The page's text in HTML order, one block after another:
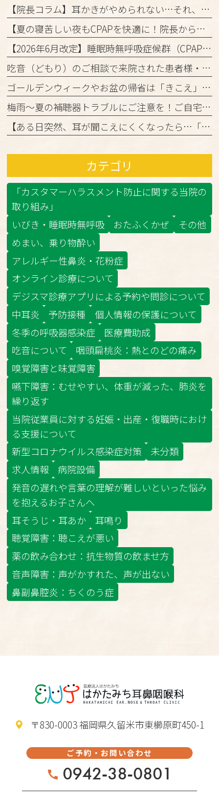
【院長コラム】耳かきがやめられない…それ、「かゆみの悪循環」かもしれません！
【夏の寝苦しい夜もCPAPを快適に！院長からの3つのアドバイス】
【2026年6月改定】睡眠時無呼吸症候群（CPAP治療）の保険ルール変更と当院からのお知らせ
吃音（どもり）のご相談で来院された患者様・ご家族の皆様へ
ゴールデンウィークやお盆の帰省は「きこえ」のチェックのチャンス！難聴と認知機能の関係について
梅雨～夏の補聴器トラブルにご注意を！ご自宅でのケアと定期メンテナンスのお願い
【ある日突然、耳が聞こえにくくなったら…「突発性難聴」かもしれません】
カテゴリ
「カスタマーハラスメント防止に関する当院の
取り組み」
いびき・睡眠時無呼吸
おたふくかぜ
その他
めまい、乗り物酔い
アレルギー性鼻炎・花粉症
オンライン診療について
デジスマ診療アプリによる予約や問診について
中耳炎
予防接種
個人情報の保護について
冬季の呼吸器感染症
医療費助成
吃音について
咽頭扁桃炎：熱とのどの痛み
嗅覚障害と味覚障害
嚥下障害：むせやすい、体重が減った、肺炎を
繰り返す
当院従業員に対する妊娠・出産・復職時におけ
る支援について
新型コロナウイルス感染症対策
未分類
求人情報
病院設備
発音の遅れや言葉の理解が難しいといった悩み
を抱えるお子さんへ
耳そうじ・耳あか
耳鳴り
聴覚障害：聴こえが悪い
薬の飲み合わせ：抗生物質の飲ませ方
音声障害：声がかすれた、声が出ない
鼻副鼻腔炎：ちくのう症
〒830-0003 福岡県久留米市東櫛原町450-1
ご予約・お問い合わせ
0942-38-0801